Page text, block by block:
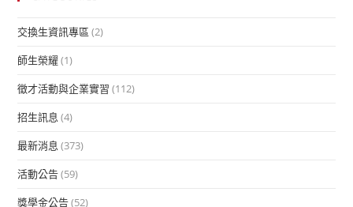
交換生資訊專區 (2)
師生榮耀(1)
徵才活動與企業實習 (112)
招生訊息 (4)
最新消息 (373)
活動公告(59)
獎學金公告(52)